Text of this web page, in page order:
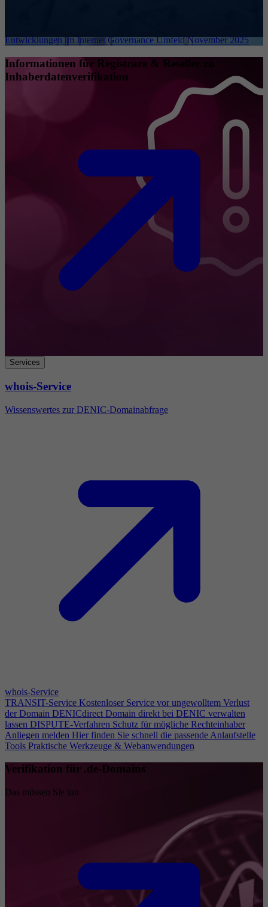
Entwicklungen im Internet Governance Umfeld November 2025
Informationen für Registrare & Reseller zu
Inhaberdatenverifikation
Services
whois-Service
Wissenswertes zur DENIC-Domainabfrage
whois-Service
TRANSIT-Service Kostenloser Service vor ungewolltem Verlust
der Domain DENICdirect Domain direkt bei DENIC verwalten
lassen DISPUTE-Verfahren Schutz für mögliche Rechteinhaber
Anliegen melden Hier finden Sie schnell die passende Anlaufstelle
Tools Praktische Werkzeuge & Webanwendungen
Verifikation für .de-Domains
Das müssen Sie tun